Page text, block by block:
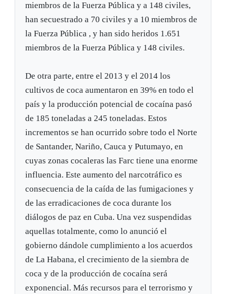
miembros de la Fuerza Pública y a 148 civiles,
han secuestrado a 70 civiles y a 10 miembros de
la Fuerza Pública , y han sido heridos 1.651
miembros de la Fuerza Pública y 148 civiles.
De otra parte, entre el 2013 y el 2014 los
cultivos de coca aumentaron en 39% en todo el
país y la producción potencial de cocaína pasó
de 185 toneladas a 245 toneladas. Estos
incrementos se han ocurrido sobre todo el Norte
de Santander, Nariño, Cauca y Putumayo, en
cuyas zonas cocaleras las Farc tiene una enorme
influencia. Este aumento del narcotráfico es
consecuencia de la caída de las fumigaciones y
de las erradicaciones de coca durante los
diálogos de paz en Cuba. Una vez suspendidas
aquellas totalmente, como lo anunció el
gobierno dándole cumplimiento a los acuerdos
de La Habana, el crecimiento de la siembra de
coca y de la producción de cocaína será
exponencial. Más recursos para el terrorismo y